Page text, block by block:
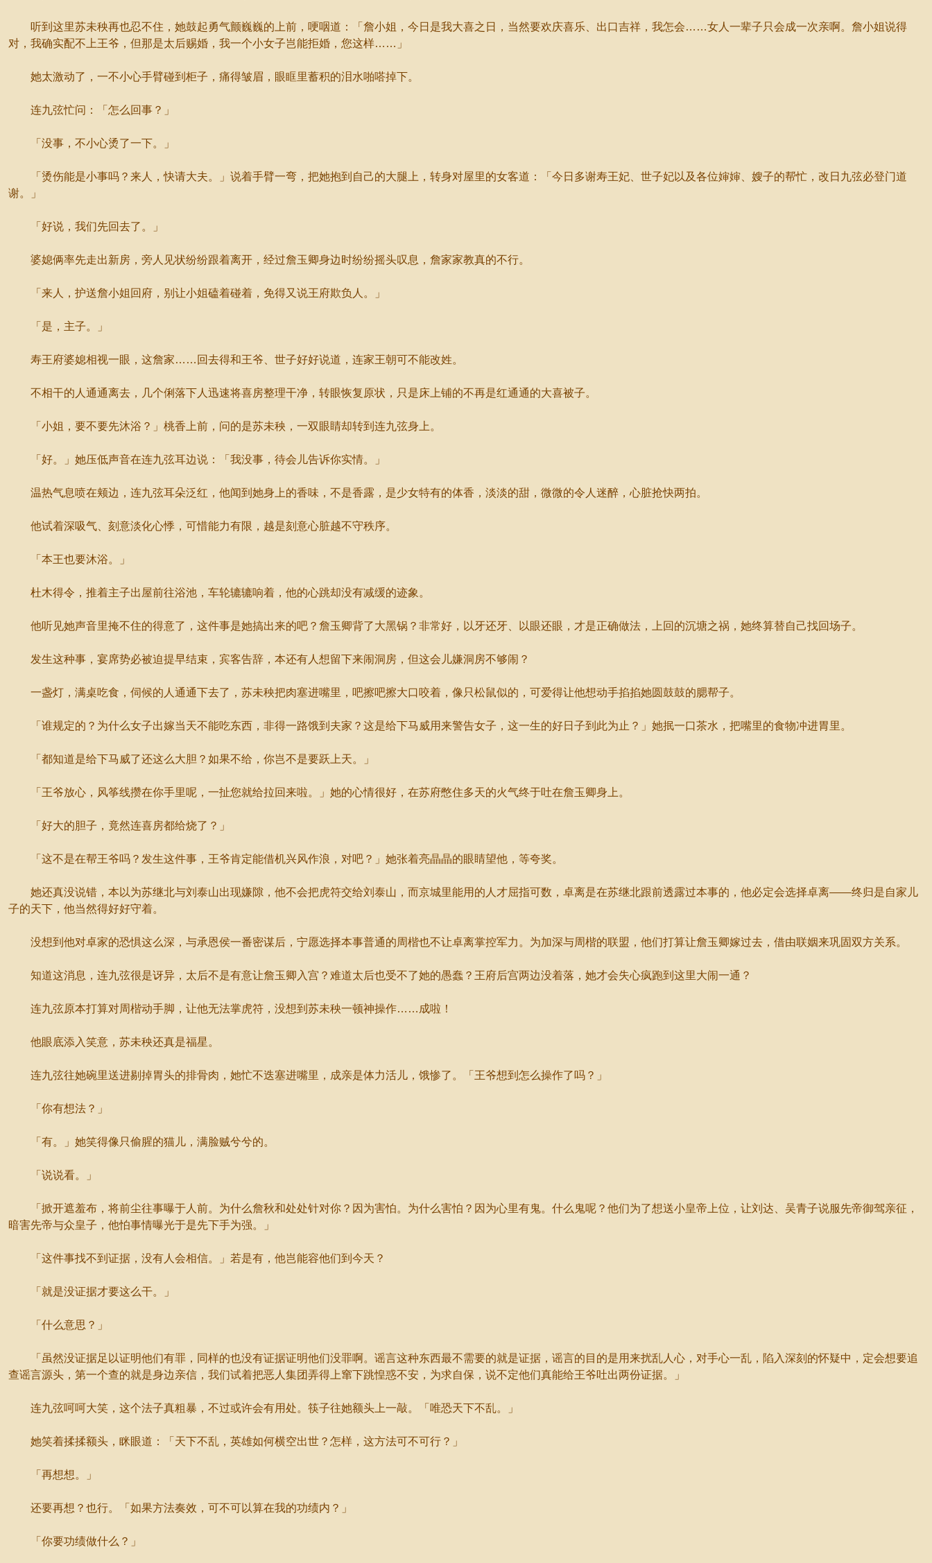
听到这里苏未秧再也忍不住，她鼓起勇气颤巍巍的上前，哽咽道：「詹小姐，今日是我大喜之日，当然要欢庆喜乐、出口吉祥，我怎会……女人一辈子只会成一次亲啊。詹小姐说得
对，我确实配不上王爷，但那是太后赐婚，我一个小女子岂能拒婚，您这样……」
她太激动了，一不小心手臂碰到柜子，痛得皱眉，眼眶里蓄积的泪水啪嗒掉下。
连九弦忙问：「怎么回事？」
「没事，不小心烫了一下。」
「烫伤能是小事吗？来人，快请大夫。」说着手臂一弯，把她抱到自己的大腿上，转身对屋里的女客道：「今日多谢寿王妃、世子妃以及各位婶婶、嫂子的帮忙，改日九弦必登门道
谢。」
「好说，我们先回去了。」
婆媳俩率先走出新房，旁人见状纷纷跟着离开，经过詹玉卿身边时纷纷摇头叹息，詹家家教真的不行。
「来人，护送詹小姐回府，别让小姐磕着碰着，免得又说王府欺负人。」
「是，主子。」
寿王府婆媳相视一眼，这詹家……回去得和王爷、世子好好说道，连家王朝可不能改姓。
不相干的人通通离去，几个俐落下人迅速将喜房整理干净，转眼恢复原状，只是床上铺的不再是红通通的大喜被子。
「小姐，要不要先沐浴？」桃香上前，问的是苏未秧，一双眼睛却转到连九弦身上。
「好。」她压低声音在连九弦耳边说：「我没事，待会儿告诉你实情。」
温热气息喷在颊边，连九弦耳朵泛红，他闻到她身上的香味，不是香露，是少女特有的体香，淡淡的甜，微微的令人迷醉，心脏抢快两拍。
他试着深吸气、刻意淡化心悸，可惜能力有限，越是刻意心脏越不守秩序。
「本王也要沐浴。」
杜木得令，推着主子出屋前往浴池，车轮辘辘响着，他的心跳却没有减缓的迹象。
他听见她声音里掩不住的得意了，这件事是她搞出来的吧？詹玉卿背了大黑锅？非常好，以牙还牙、以眼还眼，才是正确做法，上回的沉塘之祸，她终算替自己找回场子。
发生这种事，宴席势必被迫提早结束，宾客告辞，本还有人想留下来闹洞房，但这会儿嫌洞房不够闹？
一盏灯，满桌吃食，伺候的人通通下去了，苏未秧把肉塞进嘴里，吧擦吧擦大口咬着，像只松鼠似的，可爱得让他想动手掐掐她圆鼓鼓的腮帮子。
「谁规定的？为什么女子出嫁当天不能吃东西，非得一路饿到夫家？这是给下马威用来警告女子，这一生的好日子到此为止？」她抿一口茶水，把嘴里的食物冲进胃里。
「都知道是给下马威了还这么大胆？如果不给，你岂不是要跃上天。」
「王爷放心，风筝线攒在你手里呢，一扯您就给拉回来啦。」她的心情很好，在苏府憋住多天的火气终于吐在詹玉卿身上。
「好大的胆子，竟然连喜房都给烧了？」
「这不是在帮王爷吗？发生这件事，王爷肯定能借机兴风作浪，对吧？」她张着亮晶晶的眼睛望他，等夸奖。
她还真没说错，本以为苏继北与刘泰山出现嫌隙，他不会把虎符交给刘泰山，而京城里能用的人才屈指可数，卓离是在苏继北跟前透露过本事的，他必定会选择卓离——终归是自家儿
子的天下，他当然得好好守着。
没想到他对卓家的恐惧这么深，与承恩侯一番密谋后，宁愿选择本事普通的周楷也不让卓离掌控军力。为加深与周楷的联盟，他们打算让詹玉卿嫁过去，借由联姻来巩固双方关系。
知道这消息，连九弦很是讶异，太后不是有意让詹玉卿入宫？难道太后也受不了她的愚蠢？王府后宫两边没着落，她才会失心疯跑到这里大闹一通？
连九弦原本打算对周楷动手脚，让他无法掌虎符，没想到苏未秧一顿神操作……成啦！
他眼底添入笑意，苏未秧还真是福星。
连九弦往她碗里送进剔掉胃头的排骨肉，她忙不迭塞进嘴里，成亲是体力活儿，饿惨了。「王爷想到怎么操作了吗？」
「你有想法？」
「有。」她笑得像只偷腥的猫儿，满脸贼兮兮的。
「说说看。」
「掀开遮羞布，将前尘往事曝于人前。为什么詹秋和处处针对你？因为害怕。为什么害怕？因为心里有鬼。什么鬼呢？他们为了想送小皇帝上位，让刘达、吴青子说服先帝御驾亲征，
暗害先帝与众皇子，他怕事情曝光于是先下手为强。」
「这件事找不到证据，没有人会相信。」若是有，他岂能容他们到今天？
「就是没证据才要这么干。」
「什么意思？」
「虽然没证据足以证明他们有罪，同样的也没有证据证明他们没罪啊。谣言这种东西最不需要的就是证据，谣言的目的是用来扰乱人心，对手心一乱，陷入深刻的怀疑中，定会想要追
查谣言源头，第一个查的就是身边亲信，我们试着把恶人集团弄得上窜下跳惶惑不安，为求自保，说不定他们真能给王爷吐出两份证据。」
连九弦呵呵大笑，这个法子真粗暴，不过或许会有用处。筷子往她额头上一敲。「唯恐天下不乱。」
她笑着揉揉额头，眯眼道：「天下不乱，英雄如何横空出世？怎样，这方法可不可行？」
「再想想。」
还要再想？也行。「如果方法奏效，可不可以算在我的功绩内？」
「你要功绩做什么？」